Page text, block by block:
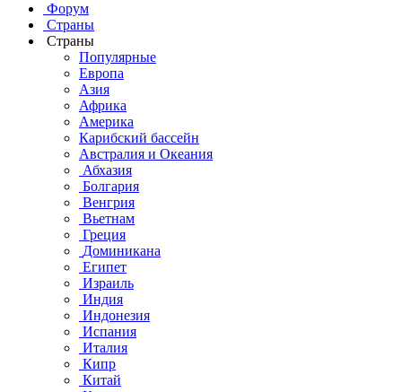
Форум
Страны
Страны
Популярные
Европа
Азия
Африка
Америка
Карибский бассейн
Австралия и Океания
Абхазия
Болгария
Венгрия
Вьетнам
Греция
Доминикана
Египет
Израиль
Индия
Индонезия
Испания
Италия
Кипр
Китай